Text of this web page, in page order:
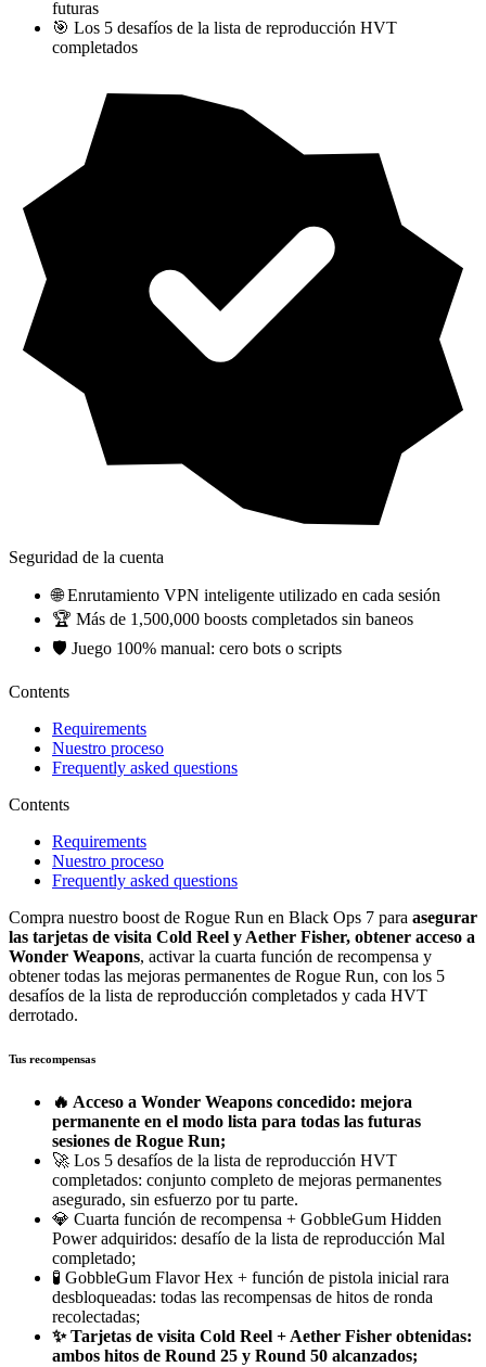
futuras
🎯 Los 5 desafíos de la lista de reproducción HVT
completados
Seguridad de la cuenta
🌐 Enrutamiento VPN inteligente utilizado en cada sesión
🏆 Más de 1,500,000 boosts completados sin baneos
🛡️ Juego 100% manual: cero bots o scripts
Contents
Requirements
Nuestro proceso
Frequently asked questions
Contents
Requirements
Nuestro proceso
Frequently asked questions
Compra nuestro boost de Rogue Run en Black Ops 7 para asegurar
las tarjetas de visita Cold Reel y Aether Fisher, obtener acceso a
Wonder Weapons, activar la cuarta función de recompensa y
obtener todas las mejoras permanentes de Rogue Run, con los 5
desafíos de la lista de reproducción completados y cada HVT
derrotado.
Tus recompensas
🔥 Acceso a Wonder Weapons concedido: mejora
permanente en el modo lista para todas las futuras
sesiones de Rogue Run;
🚀 Los 5 desafíos de la lista de reproducción HVT
completados: conjunto completo de mejoras permanentes
asegurado, sin esfuerzo por tu parte.
💎 Cuarta función de recompensa + GobbleGum Hidden
Power adquiridos: desafío de la lista de reproducción Mal
completado;
🧪 GobbleGum Flavor Hex + función de pistola inicial rara
desbloqueadas: todas las recompensas de hitos de ronda
recolectadas;
✨ Tarjetas de visita Cold Reel + Aether Fisher obtenidas:
ambos hitos de Round 25 y Round 50 alcanzados;